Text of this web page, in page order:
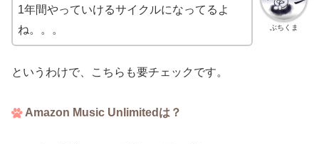
ぶちくま
1年間やっていけるサイクルになってるよ
ね。。。
というわけで、こちらも要チェックです。
Amazon Music Unlimitedは？